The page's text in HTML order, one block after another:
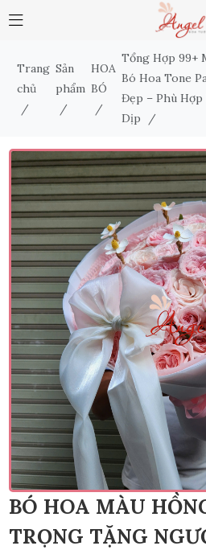
Trang
chủ
/
Sản
phẩm
/
HOA
BÓ
/
Tổng Hợp 99+
Bó Hoa Tone
Đẹp – Phù Hợp
Dịp
/
BÓ HOA MÀU
TRỌNG TẶNG